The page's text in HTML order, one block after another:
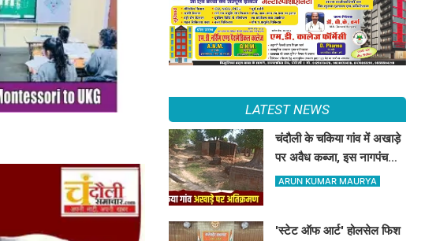
LATEST NEWS
चंदौली के चकिया गांव में अखाड़े
पर अवैध कब्जा, इस नागपंचमी
भी सूना रहेगा पारंपरिक खेल का
ARUN KUMAR MAURYA
'स्टेट ऑफ आर्ट' होलसेल फिश